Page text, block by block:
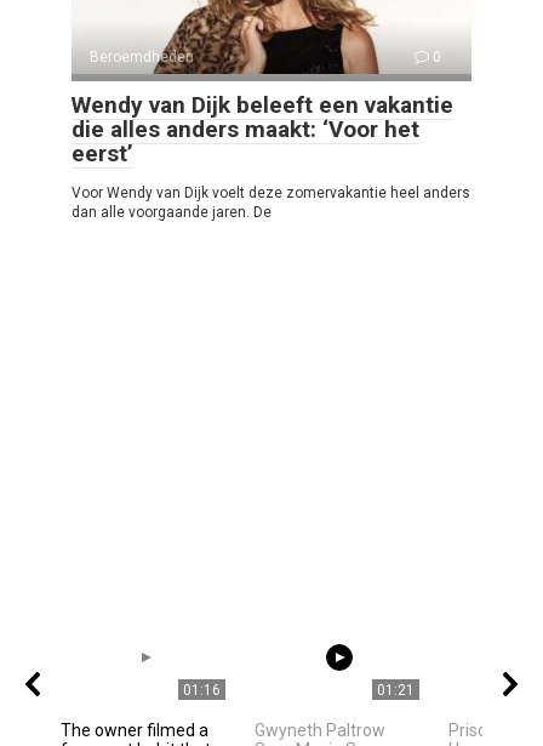
Beroemdheden 0
Wendy van Dijk beleeft een vakantie
die alles anders maakt: ‘Voor het
eerst’
Voor Wendy van Dijk voelt deze zomervakantie heel anders
dan alle voorgaande jaren. De
01:16
The owner filmed a
01:21
Gwyneth Paltrow
Priscilla